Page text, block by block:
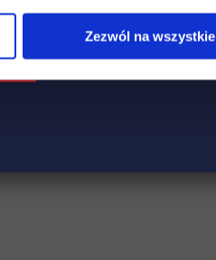
Zezwól na wszystkie